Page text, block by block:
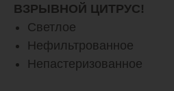
ВЗРЫВНОЙ ЦИТРУС!
Светлое
Нефильтрованное
Непастеризованное